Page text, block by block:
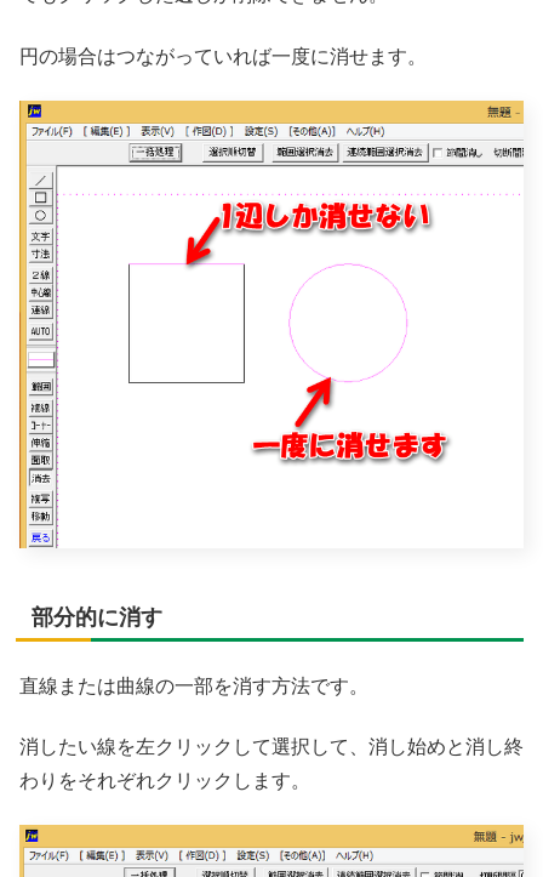
円の場合はつながっていれば一度に消せます。
部分的に消す
直線または曲線の一部を消す方法です。
消したい線を左クリックして選択して、消し始めと消し終
わりをそれぞれクリックします。